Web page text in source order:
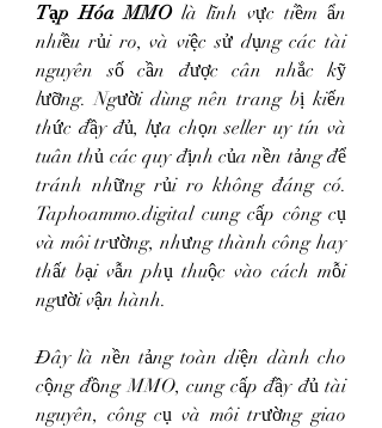
Tạp Hóa MMO là lĩnh vực tiềm ẩn
nhiều rủi ro, và việc sử dụng các tài
nguyên số cần được cân nhắc kỹ
lưỡng. Người dùng nên trang bị kiến
thức đầy đủ, lựa chọn seller uy tín và
tuân thủ các quy định của nền tảng để
tránh những rủi ro không đáng có.
Taphoammo.digital cung cấp công cụ
và môi trường, nhưng thành công hay
thất bại vẫn phụ thuộc vào cách mỗi
người vận hành.
Đây là nền tảng toàn diện dành cho
cộng đồng MMO, cung cấp đầy đủ tài
nguyên, công cụ và môi trường giao